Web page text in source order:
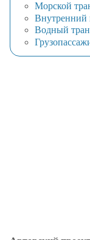
Морской
Внутренний
Водный